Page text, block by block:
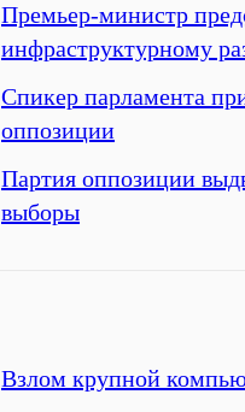
Премьер-министр
инфраструктурному
Спикер парламента
оппозиции
Партия оппозиции
выборы
Взлом крупной